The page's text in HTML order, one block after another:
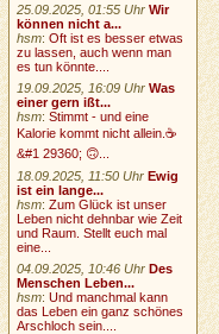
25.09.2025, 01:55 Uhr Wir
können nicht a...
hsm:Oft ist es besser etwas
zu lassen, auch wenn man
es tun könnte....
19.09.2025, 16:09 Uhr Was
einer gern ißt...
hsm:Stimmt - und eine
Kalorie kommt nicht allein.☕
&#1 29360; 🙃...
18.09.2025, 11:50 Uhr Ewig
ist ein lange...
hsm:Zum Glück ist unser
Leben nicht dehnbar wie Zeit
und Raum. Stellt euch mal
eine...
04.09.2025, 10:46 Uhr Des
Menschen Leben...
hsm:Und manchmal kann
das Leben ein ganz schönes
Arschloch sein....